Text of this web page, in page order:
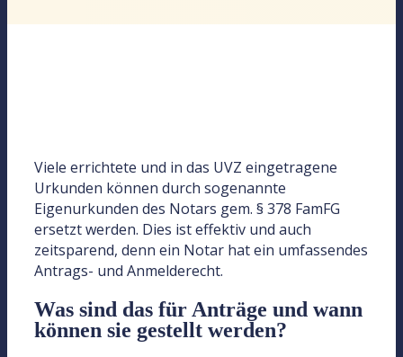
Viele errichtete und in das UVZ eingetragene
Urkunden können durch sogenannte
Eigenurkunden des Notars gem. § 378 FamFG
ersetzt werden. Dies ist effektiv und auch
zeitsparend, denn ein Notar hat ein umfassendes
Antrags- und Anmelderecht.
Was sind das für Anträge und wann
können sie gestellt werden?